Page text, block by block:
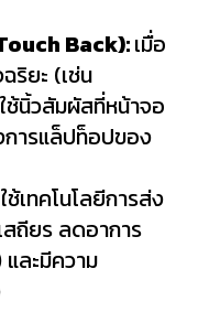
Back):เมื่อ
ริยะ (เช่น
ช้นิ้วสัมผัสที่หน้าจอ
ารแล็ปท็อปของ
ใช้เทคโนโลยีการส่ง
ถียร ลดอาการ
ละมีความ